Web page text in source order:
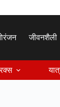
जीवनशैली